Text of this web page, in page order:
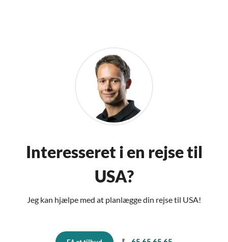
Interesseret i en rejse til
USA?
Jeg kan hjælpe med at planlægge din rejse til USA!